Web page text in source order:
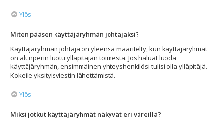
Ylös
Miten pääsen käyttäjäryhmän johtajaksi?
Käyttäjäryhmän johtaja on yleensä määritelty, kun käyttäjäryhmät
on alunperin luotu ylläpitäjän toimesta. Jos haluat luoda
käyttäjäryhmän, ensimmäinen yhteyshenkilösi tulisi olla ylläpitäjä.
Kokeile yksityisviestin lähettämistä.
Ylös
Miksi jotkut käyttäjäryhmät näkyvät eri väreillä?